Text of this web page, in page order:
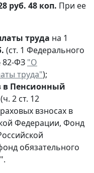
руб. 48 коп. При ее
труда на 1
(ст. 1 Федерального
82-ФЗ "О
труда");
в Пенсионный
(ч. 2 ст. 12
взносах в
Федерации, Фонд
обязательного